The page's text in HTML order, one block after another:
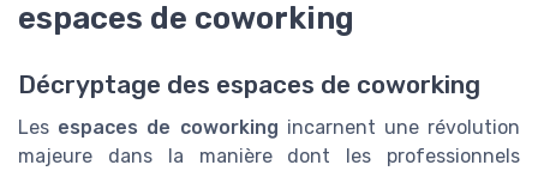
espaces de coworking
Décryptage des espaces de coworking
Les espaces de coworking incarnent une révolution
majeure dans la manière dont les professionnels